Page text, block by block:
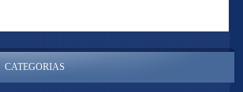
CATEGORIAS